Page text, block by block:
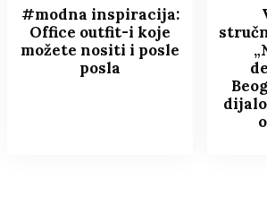
#modna inspiracija:
Office outfit-i koje
možete nositi i posle
posla